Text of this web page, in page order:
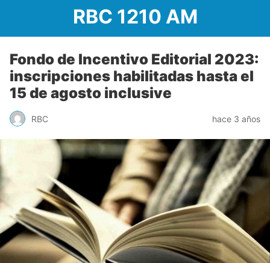
RBC 1210 AM
Fondo de Incentivo Editorial 2023:
inscripciones habilitadas hasta el
15 de agosto inclusive
RBC hace 3 años